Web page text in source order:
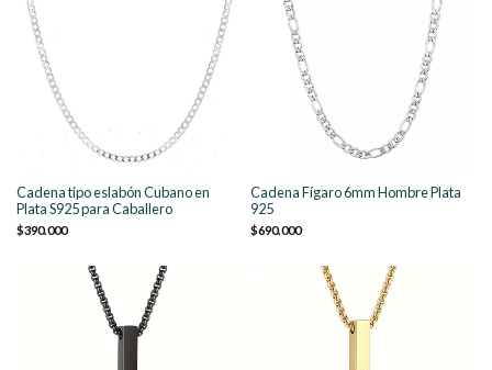
Cadena tipo eslabón Cubano en
Plata S925 para Caballero
$390.000
Cadena Fígaro 6mm Hombre Plata
925
$690.000